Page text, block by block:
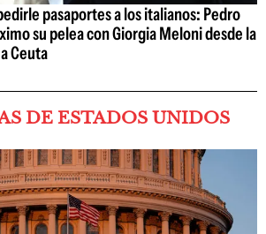
pasaportes a los italianos: Pedro
su pelea con Giorgia Meloni desde la
Ceuta
DE ESTADOS UNIDOS